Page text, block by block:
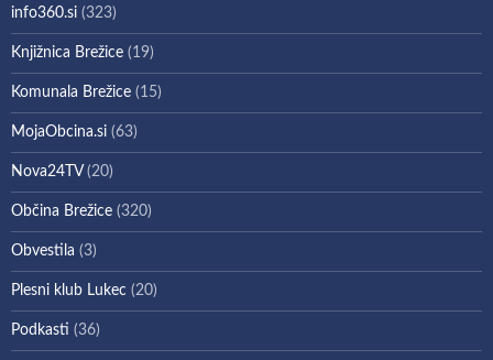
info360.si (323)
Knjižnica Brežice (19)
Komunala Brežice (15)
MojaObcina.si (63)
Nova24TV(20)
Občina Brežice (320)
Obvestila (3)
Plesni klub Lukec (20)
Podkasti (36)